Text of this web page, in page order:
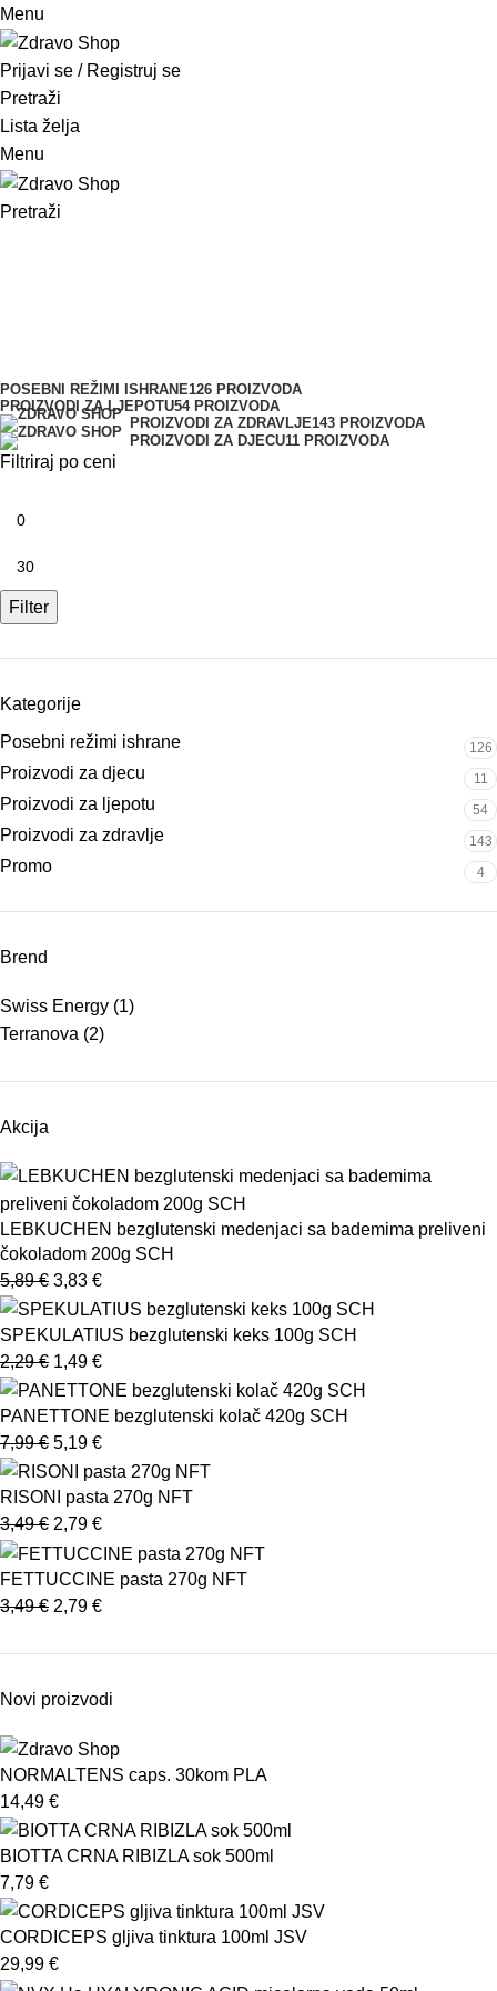
Menu
Prijavi se / Registruj se
Pretraži
Lista želja
Menu
Pretraži
POSEBNI REŽIMI ISHRANE126 PROIZVODA
PROIZVODI ZA LJEPOTU54 PROIZVODA
PROIZVODI ZA ZDRAVLJE143 PROIZVODA
PROIZVODI ZA DJECU11 PROIZVODA
Filtriraj po ceni
Filter
Kategorije
Posebni režimi ishrane
126
Proizvodi za djecu 11
Proizvodi za ljepotu 54
Proizvodi za zdravlje 143
Promo 4
Brend
Swiss Energy (1)
Terranova (2)
Akcija
LEBKUCHEN bezglutenski medenjaci sa bademima preliveni
čokoladom 200g SCH
5,89€ 3,83 €
SPEKULATIUS bezglutenski keks 100g SCH
2,29€ 1,49 €
PANETTONE bezglutenski kolač 420g SCH
7,99€ 5,19 €
RISONI pasta 270g NFT
3,49€ 2,79 €
FETTUCCINE pasta 270g NFT
3,49€ 2,79 €
Novi proizvodi
NORMALTENS caps. 30kom PLA
14,49 €
BIOTTA CRNA RIBIZLA sok 500ml
7,79 €
CORDICEPS gljiva tinktura 100ml JSV
29,99 €